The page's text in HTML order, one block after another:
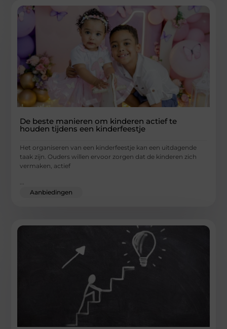
De beste manieren om kinderen actief te
houden tijdens een kinderfeestje
Het organiseren van een kinderfeestje kan een uitdagende
taak zijn. Ouders willen ervoor zorgen dat de kinderen zich
vermaken, actief
...
Aanbiedingen